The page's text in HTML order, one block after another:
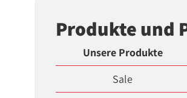
Produkte und
Unsere Produkte
Sale